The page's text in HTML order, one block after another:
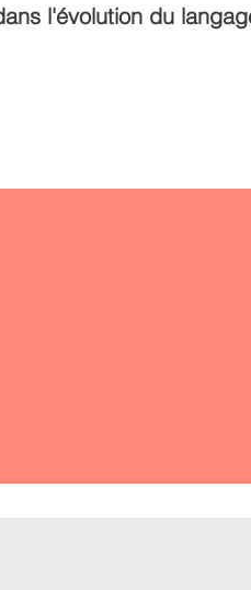
l'évolution du